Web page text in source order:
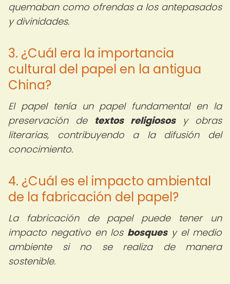
quemaban como ofrendas a los antepasados
y divinidades.
3. ¿Cuál era la importancia
cultural del papel en la antigua
China?
El papel tenía un papel fundamental en la
preservación de textos religiososy obras
literarias, contribuyendo a la difusión del
conocimiento.
4. ¿Cuál es el impacto ambiental
de la fabricación del papel?
La fabricación de papel puede tener un
impacto negativo en los bosquesy el medio
ambiente si no se realiza de manera
sostenible.